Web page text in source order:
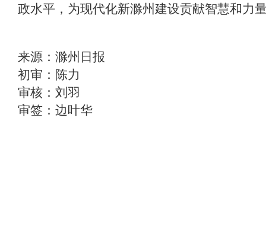
政水平，为现代化新滁州建设贡献智慧和力
来源：滁州日报
初审：陈力
审核：刘羽
审签：边叶华